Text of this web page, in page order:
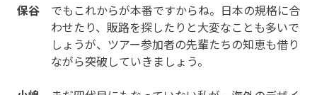
保谷 でもこれからが本番ですからね。日本の規格に合
わせたり、販路を探したりと大変なことも多いで
しょうが、ツアー参加者の先輩たちの知恵も借り
ながら突破していきましょう。